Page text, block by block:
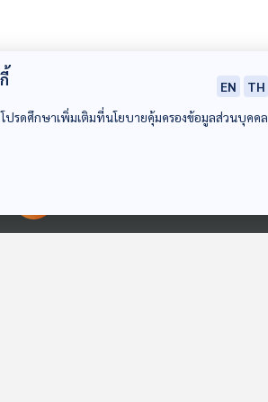
EN
TH
โปรดศึกษาเพิ่มเติมที่นโยบายคุ้มครองข้อมูลส่วนบุคคล